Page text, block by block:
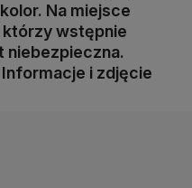
Na miejsce
wstępnie
niebezpieczna.
i zdjęcie